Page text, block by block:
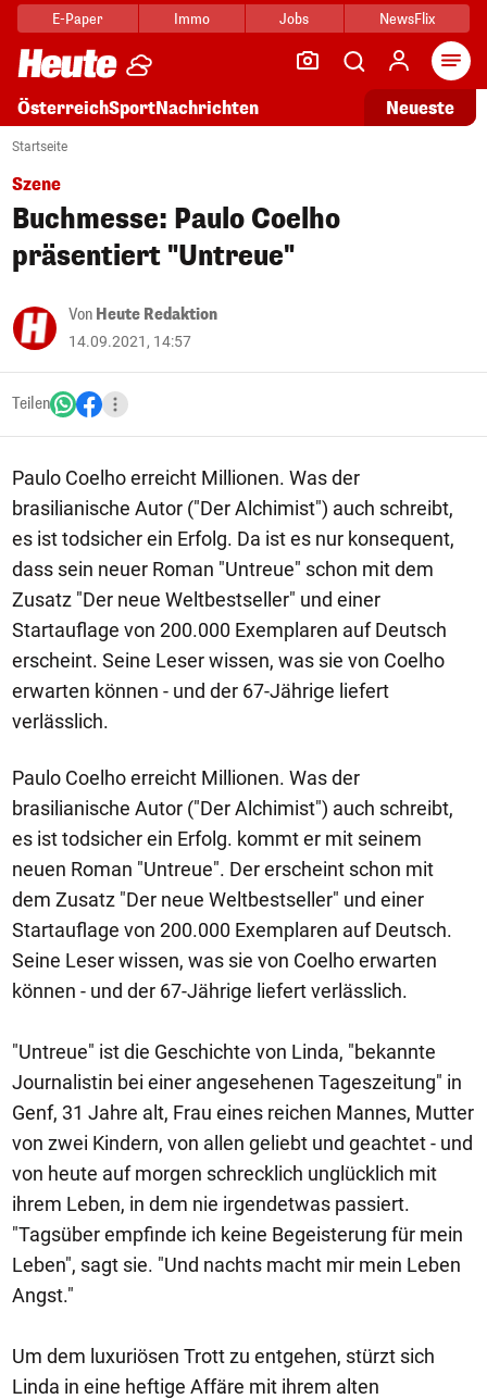
E-Paper Immo Jobs NewsFlix
ÖsterreichSportNachrichten Neueste
Startseite
Szene
Buchmesse: Paulo Coelho
präsentiert "Untreue"
Von Heute Redaktion
14.09.2021, 14:57
Teilen
Paulo Coelho erreicht Millionen. Was der
brasilianische Autor ("Der Alchimist") auch schreibt,
es ist todsicher ein Erfolg. Da ist es nur konsequent,
dass sein neuer Roman "Untreue" schon mit dem
Zusatz "Der neue Weltbestseller" und einer
Startauflage von 200.000 Exemplaren auf Deutsch
erscheint. Seine Leser wissen, was sie von Coelho
erwarten können - und der 67-Jährige liefert
verlässlich.
Paulo Coelho erreicht Millionen. Was der
brasilianische Autor ("Der Alchimist") auch schreibt,
es ist todsicher ein Erfolg. kommt er mit seinem
neuen Roman "Untreue". Der erscheint schon mit
dem Zusatz "Der neue Weltbestseller" und einer
Startauflage von 200.000 Exemplaren auf Deutsch.
Seine Leser wissen, was sie von Coelho erwarten
können - und der 67-Jährige liefert verlässlich.
"Untreue" ist die Geschichte von Linda, "bekannte
Journalistin bei einer angesehenen Tageszeitung" in
Genf, 31 Jahre alt, Frau eines reichen Mannes, Mutter
von zwei Kindern, von allen geliebt und geachtet - und
von heute auf morgen schrecklich unglücklich mit
ihrem Leben, in dem nie irgendetwas passiert.
"Tagsüber empfinde ich keine Begeisterung für mein
Leben", sagt sie. "Und nachts macht mir mein Leben
Angst."
Um dem luxuriösen Trott zu entgehen, stürzt sich
Linda in eine heftige Affäre mit ihrem alten